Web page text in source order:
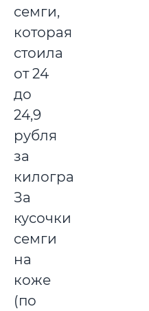
семги,
которая
стоила
от 24
до
24,9
рубля
за
килограмм.
За
кусочки
семги
на
коже
(по